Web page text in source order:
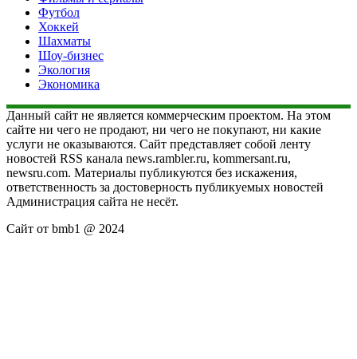
Футбол
Хоккей
Шахматы
Шоу-бизнес
Экология
Экономика
Данный сайт не является коммерческим проектом. На этом
сайте ни чего не продают, ни чего не покупают, ни какие
услуги не оказываются. Сайт представляет собой ленту
новостей RSS канала news.rambler.ru, kommersant.ru,
newsru.com. Материалы публикуются без искажения,
ответственность за достоверность публикуемых новостей
Администрация сайта не несёт.
Сайт от bmb1 @ 2024